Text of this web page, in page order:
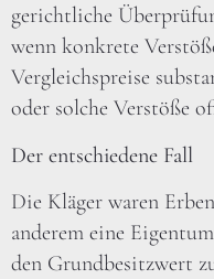
gerichtliche
wenn konkrete
Vergleichspreise
oder solche Verstöße
Der entschiedene Fall
Die Kläger waren
anderem eine
den Grundbesitzwert